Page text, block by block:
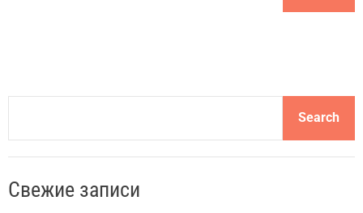
a
c
Search
Свежие записи